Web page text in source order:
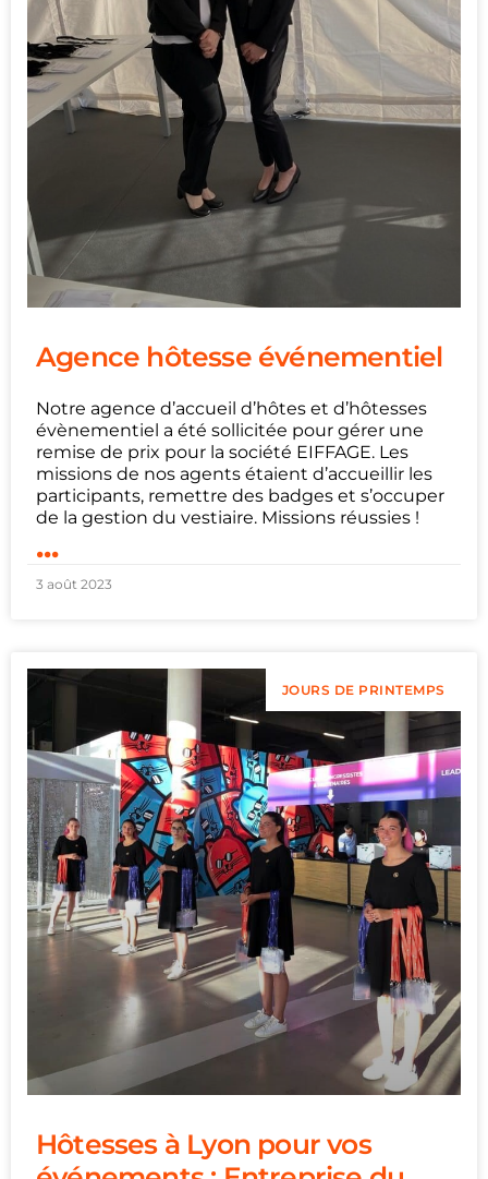
Agence hôtesse événementiel
Notre agence d’accueil d’hôtes et d’hôtesses
évènementiel a été sollicitée pour gérer une
remise de prix pour la société EIFFAGE. Les
missions de nos agents étaient d’accueillir les
participants, remettre des badges et s’occuper
de la gestion du vestiaire. Missions réussies !
...
3 août 2023
JOURS DE PRINTEMPS
Hôtesses à Lyon pour vos